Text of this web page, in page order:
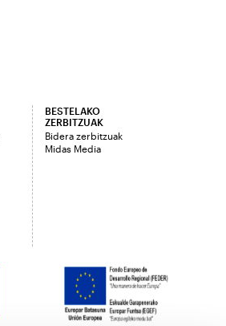
BESTELAKO
ZERBITZUAK
Bidera zerbitzuak
Midas Media